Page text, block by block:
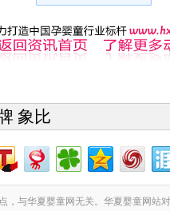
象比
，与华夏婴童网无关。华夏婴童网站